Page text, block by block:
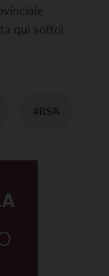
qui sotto)
#RSA